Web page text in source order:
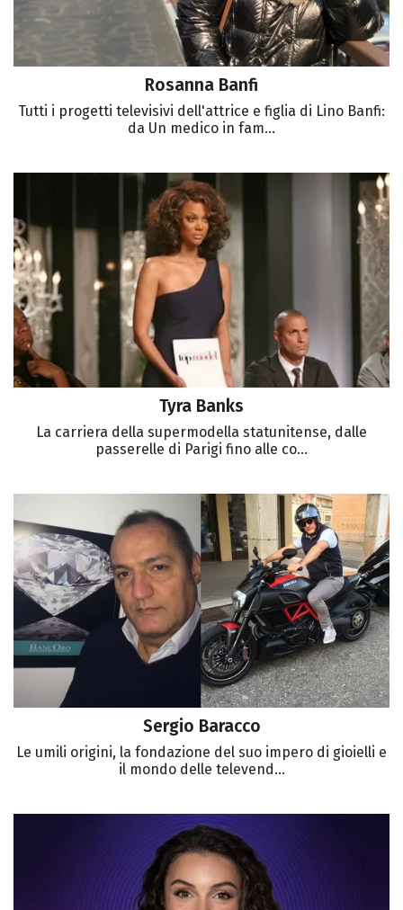
Rosanna Banfi
Tutti i progetti televisivi dell'attrice e figlia di Lino Banfi:
da Un medico in fam...
Tyra Banks
La carriera della supermodella statunitense, dalle
passerelle di Parigi fino alle co...
Sergio Baracco
Le umili origini, la fondazione del suo impero di gioielli e
il mondo delle televend...